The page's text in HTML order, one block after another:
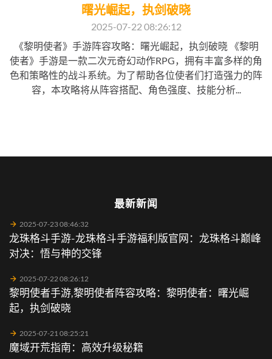
曙光崛起，执剑破晓
2025-07-22 08:26:12
《黎明使者》手游阵容攻略：曙光崛起，执剑破晓 《黎明
使者》手游是一款二次元奇幻动作RPG，拥有丰富多样的角
色和策略性的战斗系统。为了帮助各位使者们打造强力的阵
容，本攻略将从阵容搭配、角色强度、技能分析...
最新新闻
2025-07-23 08:46:32
龙珠格斗手游-龙珠格斗手游福利版官网：龙珠格斗巅峰
对决：悟与神的交锋
2025-07-22 08:26:12
黎明使者手游,黎明使者阵容攻略：黎明使者：曙光崛
起，执剑破晓
2025-07-21 08:25:21
魔域开荒指南：高效升级秘籍